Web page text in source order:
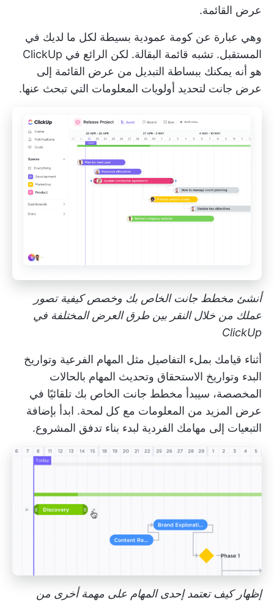
عرض القائمة.
وهي عبارة عن كومة عمودية بسيطة لكل ما لديك في
المستقبل. تشبه قائمة البقالة. لكن الرائع في ClickUp
هو أنه يمكنك ببساطة التبديل من عرض القائمة إلى
عرض جانت لتحديد أولويات المعلومات التي تبحث عنها.
أنشئ مخطط جانت الخاص بك وخصص كيفية تصور
عملك من خلال النقر بين طرق العرض المختلفة في
ClickUp
أثناء قيامك بملء التفاصيل مثل المهام الفرعية وتواريخ
البدء وتواريخ الاستحقاق وتحديث المهام بالحالات
المخصصة، سيبدأ مخطط جانت الخاص بك تلقائيًا في
عرض المزيد من المعلومات مع كل لمحة. ابدأ بإضافة
التبعيات إلى مهامك الفردية لبدء بناء تدفق المشروع.
إظهار كيف تعتمد إحدى المهام على مهمة أخرى من